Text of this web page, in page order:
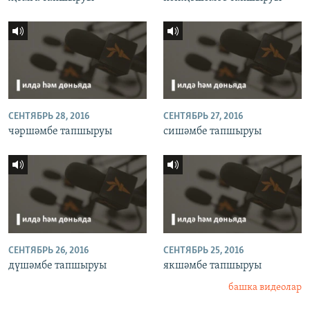
СЕНТЯБРЬ 28, 2016
чәршәмбе тапшыруы
СЕНТЯБРЬ 27, 2016
сишәмбе тапшыруы
СЕНТЯБРЬ 26, 2016
дүшәмбе тапшыруы
СЕНТЯБРЬ 25, 2016
якшәмбе тапшыруы
башка видеолар